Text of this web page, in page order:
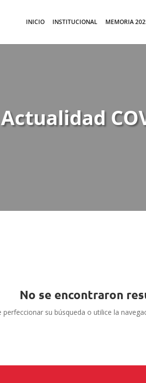
INICIO INSTITUCIONAL MEMORIA
Actualidad
No se encontraron
su búsqueda o utilice la